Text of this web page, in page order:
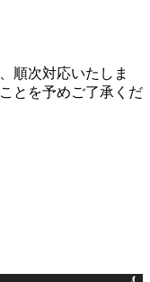
順次対応いたしま
とを予めご了承くだ